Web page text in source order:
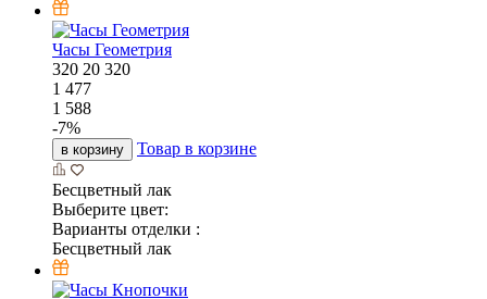
Часы Геометрия
320 20 320
1 477
1 588
-7%
в корзину Товар в корзине
Бесцветный лак
Выберите цвет:
Варианты отделки :
Бесцветный лак